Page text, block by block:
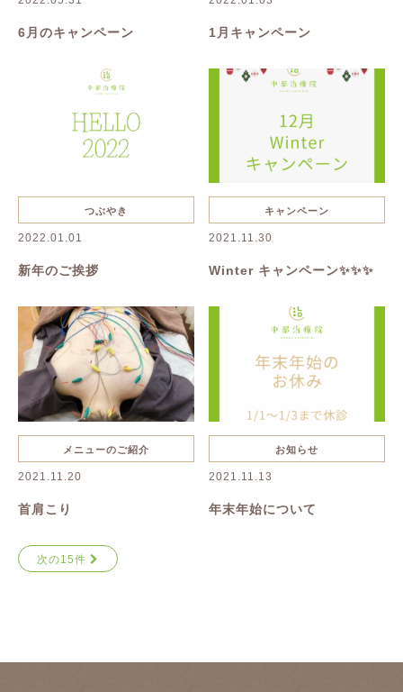
6月のキャンペーン 1月キャンペーン
つぶやき
2022.01.01
新年のご挨拶
キャンペーン
2021.11.30
Winter キャンペーン✨✨✨
メニューのご紹介
2021.11.20
首肩こり
お知らせ
2021.11.13
年末年始について
次の15件